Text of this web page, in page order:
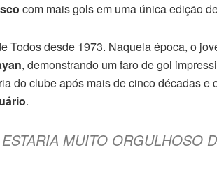
com mais gols em uma única edição
Todos desde 1973. Naquela época, o
, demonstrando um faro de gol
do clube após mais de cinco décadas e
.
MUITO ORGULHOSO